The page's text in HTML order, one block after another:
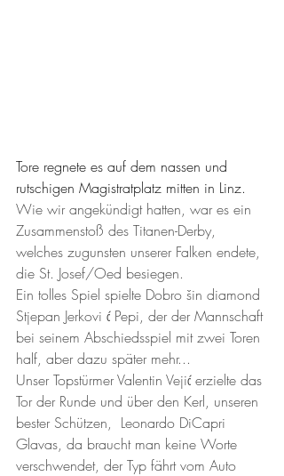
Tore regnete es auf dem nassen und
rutschigen Magistratplatz mitten in Linz.
Wie wir angekündigt hatten, war es ein
Zusammenstoß des Titanen-Derby,
welches zugunsten unserer Falken endete,
die St. Josef/Oed besiegen.
Ein tolles Spiel spielte Dobro šin diamond
Stjepan Jerkovi ć Pepi, der der Mannschaft
bei seinem Abschiedsspiel mit zwei Toren
half, aber dazu später mehr...
Unser Topstürmer Valentin Vejić erzielte das
Tor der Runde und über den Kerl, unseren
bester Schützen,  Leonardo DiCapri
Glavas, da braucht man keine Worte
verschwendet, der Typ fährt vom Auto